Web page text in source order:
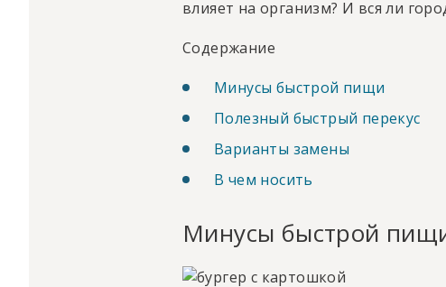
влияет на организм? И вся ли
Содержание
Минусы быстрой пищи
Полезный быстрый перекус
Варианты замены
В чем носить
Минусы быстрой